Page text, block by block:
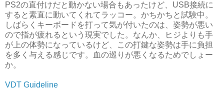
PS2の直付けだと動かない場合もあったけど、USB接続に
すると素直に動いてくれてラッコー。かちかちと試験中。
しばらくキーボードを打って気が付いたのは、姿勢が悪い
ので指が疲れるという現実でした。なんか、ヒジよりも手
が上の体勢になっているけど、この打鍵な姿勢は手に負担
を多く与える感じです。血の巡りが悪くなるためでしょー
か。
VDT Guideline